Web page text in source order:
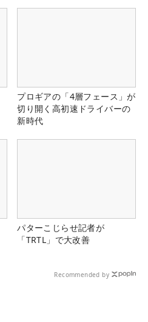
プロギアの「4層フェース」が
切り開く高初速ドライバーの
新時代
パターこじらせ記者が
「TRTL」で大改善
Recommended by